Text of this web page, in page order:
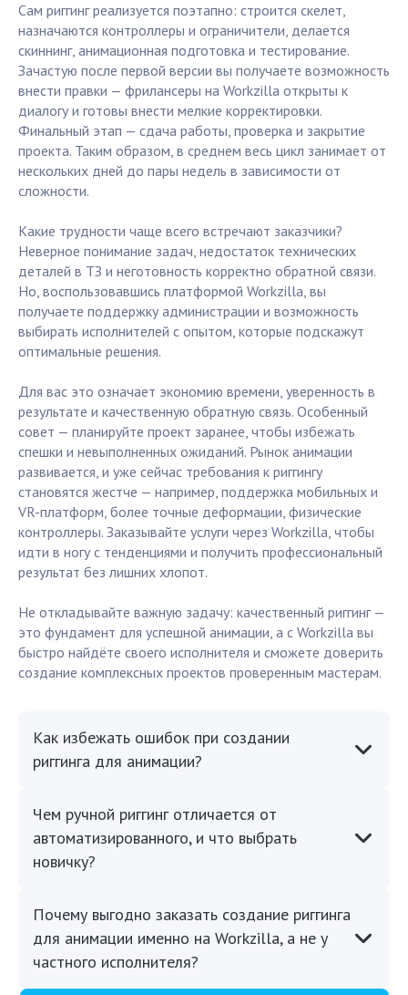
Сам риггинг реализуется поэтапно: строится скелет,
назначаются контроллеры и ограничители, делается
скиннинг, анимационная подготовка и тестирование.
Зачастую после первой версии вы получаете возможность
внести правки — фрилансеры на Workzilla открыты к
диалогу и готовы внести мелкие корректировки.
Финальный этап — сдача работы, проверка и закрытие
проекта. Таким образом, в среднем весь цикл занимает от
нескольких дней до пары недель в зависимости от
сложности.
Какие трудности чаще всего встречают заказчики?
Неверное понимание задач, недостаток технических
деталей в ТЗ и неготовность корректно обратной связи.
Но, воспользовавшись платформой Workzilla, вы
получаете поддержку администрации и возможность
выбирать исполнителей с опытом, которые подскажут
оптимальные решения.
Для вас это означает экономию времени, уверенность в
результате и качественную обратную связь. Особенный
совет — планируйте проект заранее, чтобы избежать
спешки и невыполненных ожиданий. Рынок анимации
развивается, и уже сейчас требования к риггингу
становятся жестче — например, поддержка мобильных и
VR-платформ, более точные деформации, физические
контроллеры. Заказывайте услуги через Workzilla, чтобы
идти в ногу с тенденциями и получить профессиональный
результат без лишних хлопот.
Не откладывайте важную задачу: качественный риггинг —
это фундамент для успешной анимации, а с Workzilla вы
быстро найдёте своего исполнителя и сможете доверить
создание комплексных проектов проверенным мастерам.
Как избежать ошибок при создании
риггинга для анимации?
Чем ручной риггинг отличается от
автоматизированного, и что выбрать
новичку?
Почему выгодно заказать создание риггинга
для анимации именно на Workzilla, а не у
частного исполнителя?